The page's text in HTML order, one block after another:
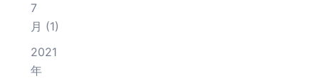
7
月 (1)
2021
年